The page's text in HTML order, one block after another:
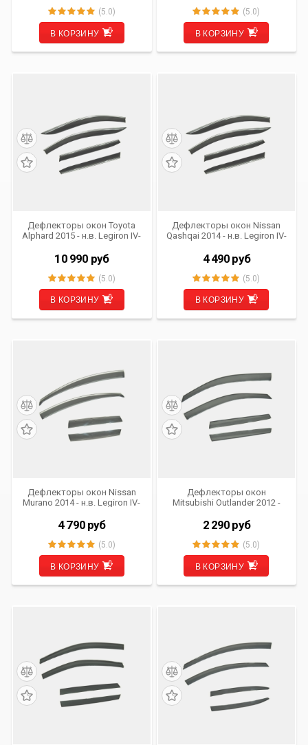
(5.0)
В КОРЗИНУ
(5.0)
В КОРЗИНУ
Дефлекторы окон Toyota
Alphard 2015 - н.в. Legiron IV-
(OEM)
10 990 руб
(5.0)
В КОРЗИНУ
Дефлекторы окон Nissan
Qashqai 2014 - н.в. Legiron IV-
хром (OEM)
4 490 руб
(5.0)
В КОРЗИНУ
Дефлекторы окон Nissan
Murano 2014 - н.в. Legiron IV-
хром (OEM)
4 790 руб
(5.0)
В КОРЗИНУ
Дефлекторы окон
Mitsubishi Outlander 2012 -
(комплект из 4 шт.) (OEM)
2 290 руб
(5.0)
В КОРЗИНУ